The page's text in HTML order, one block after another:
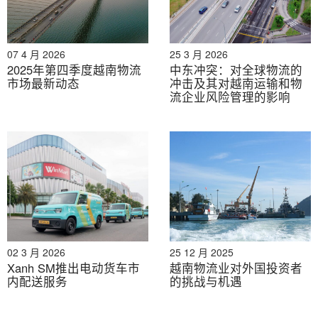
2026年8月7日
07 4 月 2026
2025年第四季度越南物流
市场最新动态
25 3 月 2026
中东冲突：对全球物流的
冲击及其对越南运输和物
流企业风险管理的影响
02 3 月 2026
Xanh SM推出电动货车市
内配送服务
25 12 月 2025
越南物流业对外国投资者
的挑战与机遇